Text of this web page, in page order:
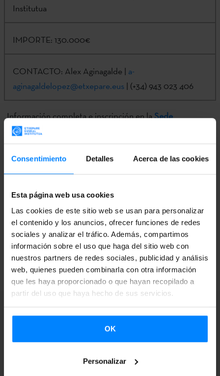
Consentimiento Detalles Acerca de las cookies
Esta página web usa cookies
Las cookies de este sitio web se usan para personalizar
el contenido y los anuncios, ofrecer funciones de redes
sociales y analizar el tráfico. Además, compartimos
información sobre el uso que haga del sitio web con
nuestros partners de redes sociales, publicidad y análisis
web, quienes pueden combinarla con otra información
que les haya proporcionado o que hayan recopilado a
partir del uso que haya hecho de sus servicios.
OK
Personalizar
Institutua
IMPORTE: 130.000€
CONTACTO: Alex Aginagalde | a-
aginagaldelopez@etxepare.eus | (+34) 943 023 406
Información completa e inscripción en laSede
Electrónica
RESOLUCIÓN DE LA SUBVENCIÓN
VOLVER
Recibe avisos en tu